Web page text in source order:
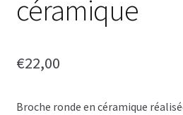
céramique
€22,00
Broche ronde en céramique